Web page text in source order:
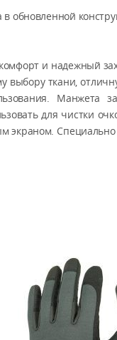
обновленной
и надежный
выбору ткани,
Манжета
для чистки
экраном.